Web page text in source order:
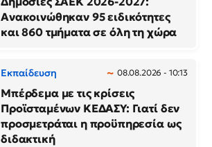
Ανακοινώθηκαν 95 ειδικότητες
και 860 τμήματα σε όλη τη χώρα
Εκπαίδευση 08.08.2026 - 10:13
Μπέρδεμα με τις κρίσεις
Προϊσταμένων ΚΕΔΑΣΥ: Γιατί δεν
προσμετράται η προϋπηρεσία ως
διδακτική